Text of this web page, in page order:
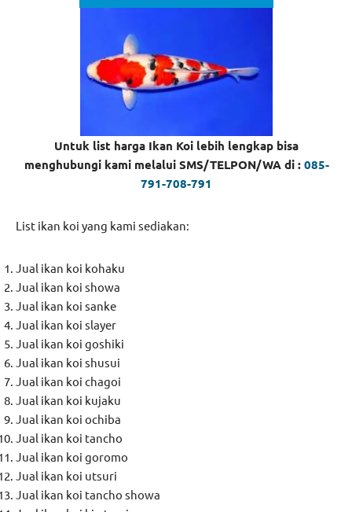
Untuk list harga Ikan Koi lebih lengkap bisa
menghubungi kami melalui SMS/TELPON/WA di : 085-
791-708-791
List ikan koi yang kami sediakan:
Jual ikan koi kohaku
Jual ikan koi showa
Jual ikan koi sanke
Jual ikan koi slayer
Jual ikan koi goshiki
Jual ikan koi shusui
Jual ikan koi chagoi
Jual ikan koi kujaku
Jual ikan koi ochiba
Jual ikan koi tancho
Jual ikan koi goromo
Jual ikan koi utsuri
Jual ikan koi tancho showa